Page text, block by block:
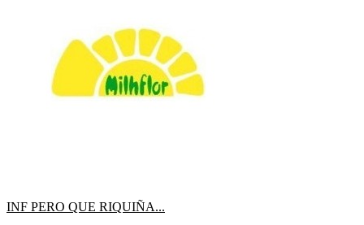
INF PERO QUE RIQUIÑA...